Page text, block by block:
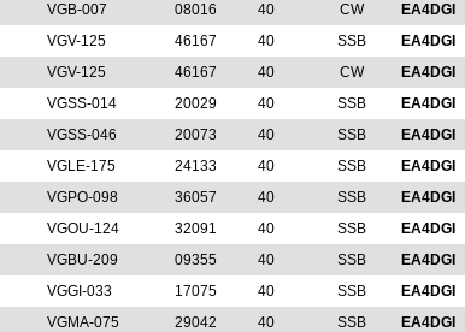
VGB-007 08016 40 CW EA4DGI
VGV-125 46167 40 SSB EA4DGI
VGV-125 46167 40 CW EA4DGI
VGSS-014 20029 40 SSB EA4DGI
VGSS-046 20073 40 SSB EA4DGI
VGLE-175 24133 40 SSB EA4DGI
VGPO-098 36057 40 SSB EA4DGI
VGOU-124 32091 40 SSB EA4DGI
VGBU-209 09355 40 SSB EA4DGI
VGGI-033 17075 40 SSB EA4DGI
VGMA-075 29042 40 SSB EA4DGI